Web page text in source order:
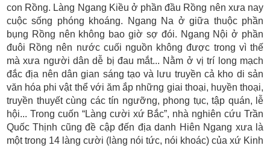
con Rồng. Làng Ngang Kiều ở phần đầu Rồng nên xưa nay
cuộc sống phóng khoáng. Ngang Na ở giữa thuộc phần
bụng Rồng nên không bao giờ sợ đói. Ngang Nội ở phần
đuôi Rồng nên nước cuối nguồn không được trong vì thế
mà xưa người dân dễ bị đau mắt... Nằm ở vị trí long mạch
đắc địa nên dân gian sáng tạo và lưu truyền cả kho di sản
văn hóa phi vật thể với ăm ắp những giai thoại, huyền thoại,
truyền thuyết cùng các tín ngưỡng, phong tục, tập quán, lễ
hội... Trong cuốn “Làng cười xứ Bắc”, nhà nghiên cứu Trần
Quốc Thịnh cũng đề cập đến địa danh Hiên Ngang xưa là
một trong 14 làng cười (làng nói tức, nói khoác) của xứ Kinh